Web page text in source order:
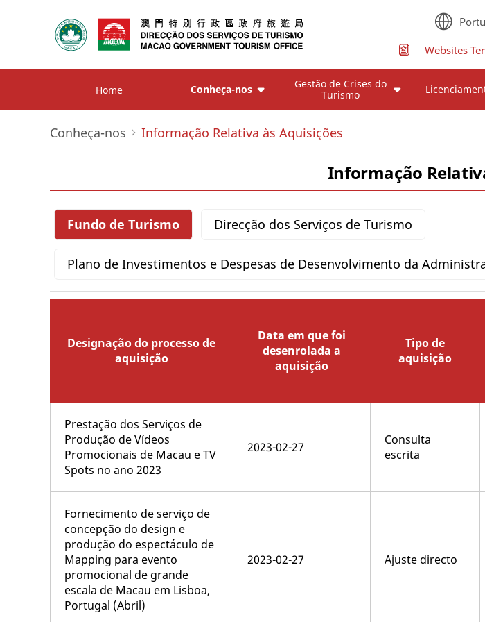
Websites
Home Conheça-nos
Gestão de Crises do
Turismo
Conheça-nos Informação Relativa às Aquisições
Informação
Fundo de Turismo Direcção dos Serviços de Turismo
Plano de Investimentos e Despesas de Desenvolvimento da
Designação do processo de
aquisição
Data em que foi
desenrolada a
aquisição
Tipo de
aquisição
Prestação dos Serviços de
Produção de Vídeos
Promocionais de Macau e TV
Spots no ano 2023
2023-02-27
Consulta
escrita
Fornecimento de serviço de
concepção do design e
produção do espectáculo de
Mapping para evento
promocional de grande
escala de Macau em Lisboa,
Portugal (Abril)
2023-02-27 Ajuste directo